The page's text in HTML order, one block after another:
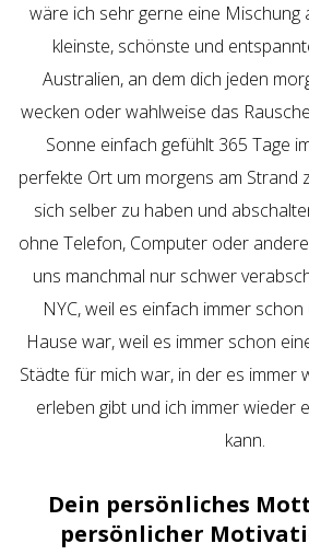
wäre ich sehr gerne eine Mischung
kleinste, schönste und
Australien, an dem dich jeden
wecken oder wahlweise das
Sonne einfach gefühlt 365 Tage
perfekte Ort um morgens am Strand
sich selber zu haben und
ohne Telefon, Computer oder
uns manchmal nur schwer
NYC, weil es einfach immer
Hause war, weil es immer schon
Städte für mich war, in der es immer
erleben gibt und ich immer wieder
kann.
Dein persönliches
persönlicher